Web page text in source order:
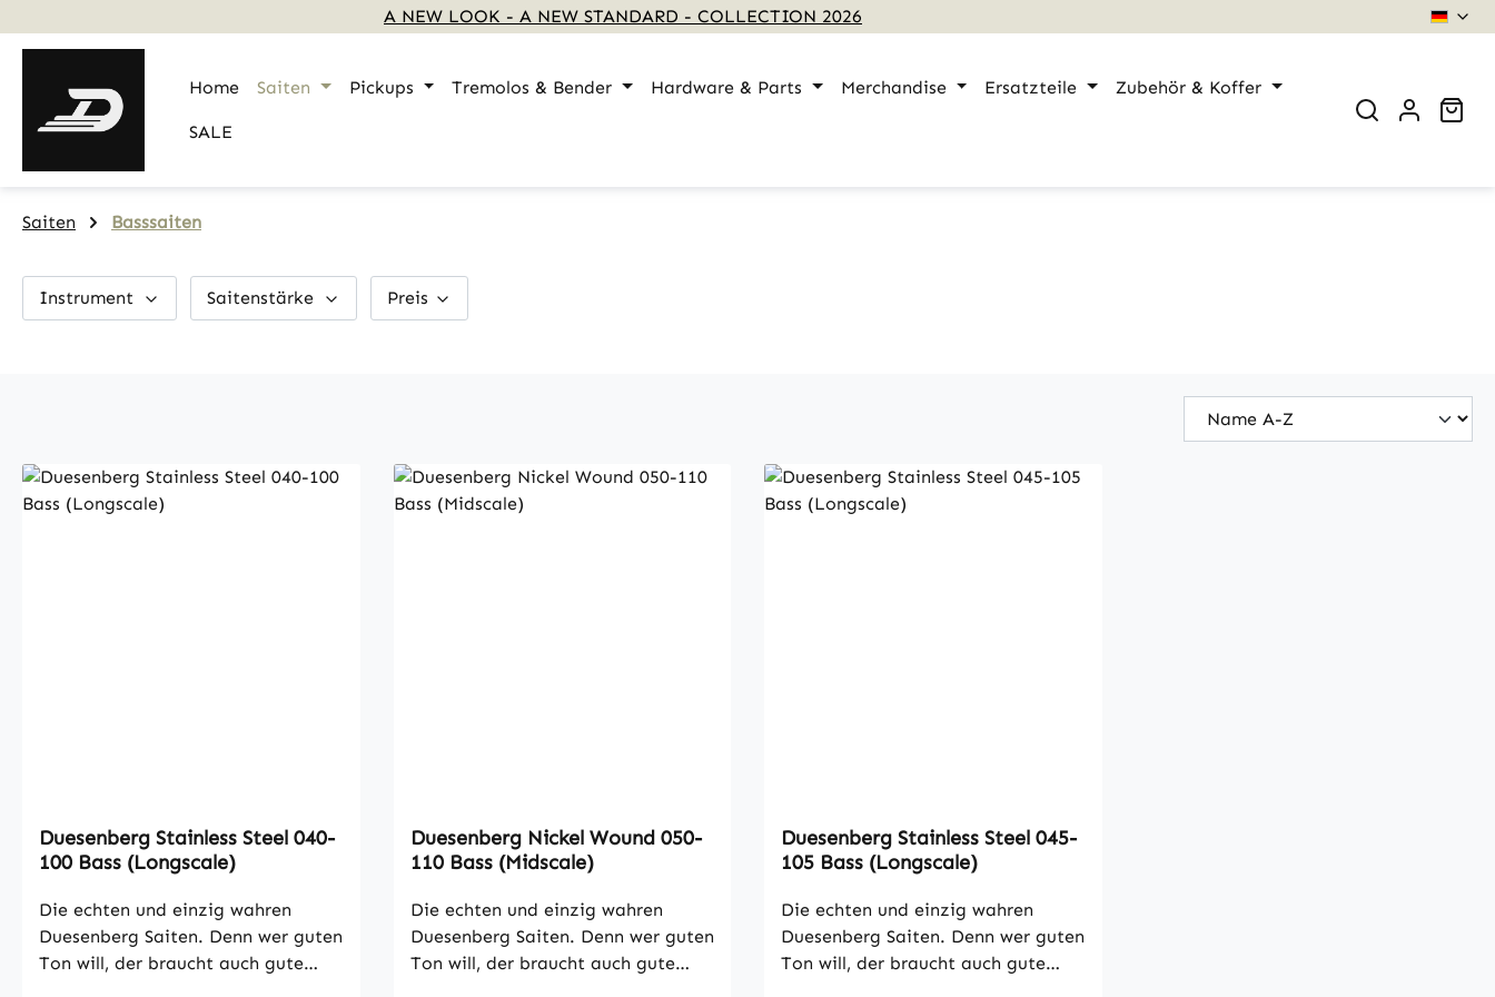
A NEW LOOK - A NEW STANDARD - COLLECTION 2026
Home Saiten Pickups Tremolos & Bender Hardware & Parts Merchandise Ersatzteile Zubehör & Koffer
SALE
Saiten Basssaiten
Instrument Saitenstärke Preis
Duesenberg Stainless Steel 040-
100 Bass (Longscale)
Die echten und einzig wahren
Duesenberg Saiten. Denn wer guten
Ton will, der braucht auch gute
Duesenberg Nickel Wound 050-
110 Bass (Midscale)
Die echten und einzig wahren
Duesenberg Saiten. Denn wer guten
Ton will, der braucht auch gute
Duesenberg Stainless Steel 045-
105 Bass (Longscale)
Die echten und einzig wahren
Duesenberg Saiten. Denn wer guten
Ton will, der braucht auch gute